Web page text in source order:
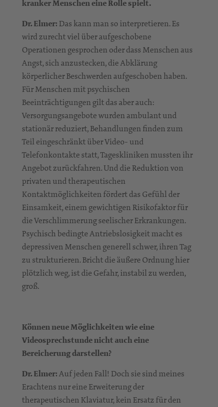
kranker Menschen eine Rolle spielt.
Dr. Elmer: Das kann man so interpretieren. Es
wird zurecht viel über aufgeschobene
Operationen gesprochen oder dass Menschen aus
Angst, sich anzustecken, die Abklärung
körperlicher Beschwerden aufgeschoben haben.
Für Menschen mit psychischen
Beeinträchtigungen gilt das aber auch:
Versorgungsangebote wurden ambulant und
stationär reduziert, Behandlungen finden zum
Teil eingeschränkt über Video- und
Telefonkontakte statt, Tageskliniken mussten ihr
Angebot zurückfahren. Und die Reduktion von
privaten und therapeutischen
Kontaktmöglichkeiten fördert das Gefühl der
Einsamkeit, einem gewichtigen Risikofaktor für
die Verschlimmerung seelischer Erkrankungen.
Psychisch bedingte Antriebslosigkeit macht es
depressiven Menschen generell schwer, ihren Tag
zu strukturieren. Bricht die äußere Ordnung hier
plötzlich weg, ist die Gefahr, instabil zu werden,
groß.
Können neue Möglichkeiten wie eine
Videosprechstunde nicht auch eine
Bereicherung darstellen?
Dr. Elmer:Auf jeden Fall! Doch sie sind meines
Erachtens nur eine Erweiterung der
therapeutischen Klaviatur, kein Ersatz für den